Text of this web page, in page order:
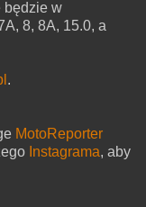
będzie w
8, 8A, 15.0, a
.
MotoReporter
Instagrama, aby